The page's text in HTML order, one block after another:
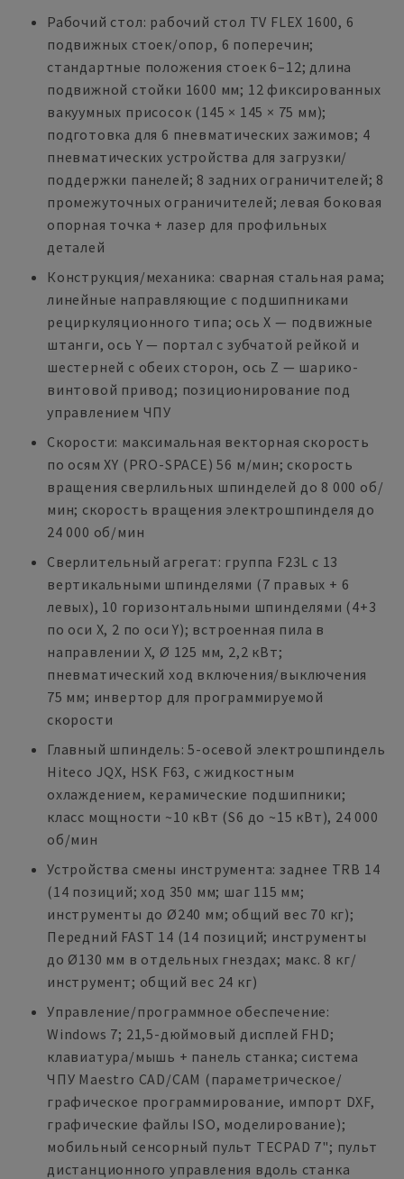
Рабочий стол: рабочий стол TV FLEX 1600, 6
подвижных стоек/опор, 6 поперечин;
стандартные положения стоек 6–12; длина
подвижной стойки 1600 мм; 12 фиксированных
вакуумных присосок (145 × 145 × 75 мм);
подготовка для 6 пневматических зажимов; 4
пневматических устройства для загрузки/
поддержки панелей; 8 задних ограничителей; 8
промежуточных ограничителей; левая боковая
опорная точка + лазер для профильных
деталей
Конструкция/механика: сварная стальная рама;
линейные направляющие с подшипниками
рециркуляционного типа; ось X — подвижные
штанги, ось Y — портал с зубчатой рейкой и
шестерней с обеих сторон, ось Z — шарико-
винтовой привод; позиционирование под
управлением ЧПУ
Скорости: максимальная векторная скорость
по осям XY (PRO-SPACE) 56 м/мин; скорость
вращения сверлильных шпинделей до 8 000 об/
мин; скорость вращения электрошпинделя до
24 000 об/мин
Сверлительный агрегат: группа F23L с 13
вертикальными шпинделями (7 правых + 6
левых), 10 горизонтальными шпинделями (4+3
по оси X, 2 по оси Y); встроенная пила в
направлении X, Ø 125 мм, 2,2 кВт;
пневматический ход включения/выключения
75 мм; инвертор для программируемой
скорости
Главный шпиндель: 5-осевой электрошпиндель
Hiteco JQX, HSK F63, с жидкостным
охлаждением, керамические подшипники;
класс мощности ~10 кВт (S6 до ~15 кВт), 24 000
об/мин
Устройства смены инструмента: заднее TRB 14
(14 позиций; ход 350 мм; шаг 115 мм;
инструменты до Ø240 мм; общий вес 70 кг);
Передний FAST 14 (14 позиций; инструменты
до Ø130 мм в отдельных гнездах; макс. 8 кг/
инструмент; общий вес 24 кг)
Управление/программное обеспечение:
Windows 7; 21,5-дюймовый дисплей FHD;
клавиатура/мышь + панель станка; система
ЧПУ Maestro CAD/CAM (параметрическое/
графическое программирование, импорт DXF,
графические файлы ISO, моделирование);
мобильный сенсорный пульт TECPAD 7"; пульт
дистанционного управления вдоль станка